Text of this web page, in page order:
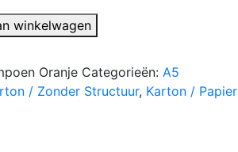
winkelwagen
Oranje Categorieën: A5
/ Zonder Structuur, Karton / Papier